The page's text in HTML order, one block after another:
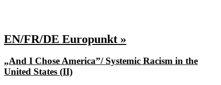
EN/FR/DE Europunkt »
„And I Chose America”/ Systemic Racism in the
United States (II)